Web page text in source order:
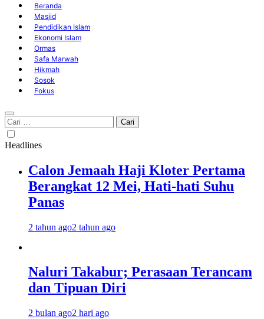
Beranda
Masjid
Pendidikan Islam
Ekonomi Islam
Ormas
Safa Marwah
Hikmah
Sosok
Fokus
Cari
untuk:
Headlines
Calon Jemaah Haji Kloter Pertama
Berangkat 12 Mei, Hati-hati Suhu
Panas
2 tahun ago2 tahun ago
Naluri Takabur; Perasaan Terancam
dan Tipuan Diri
2 bulan ago2 hari ago